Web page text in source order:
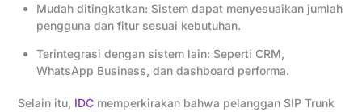
Mudah ditingkatkan: Sistem dapat menyesuaikan jumlah
pengguna dan fitur sesuai kebutuhan.
Terintegrasi dengan sistem lain: Seperti CRM,
WhatsApp Business, dan dashboard performa.
Selain itu, IDC memperkirakan bahwa pelanggan SIP Trunk